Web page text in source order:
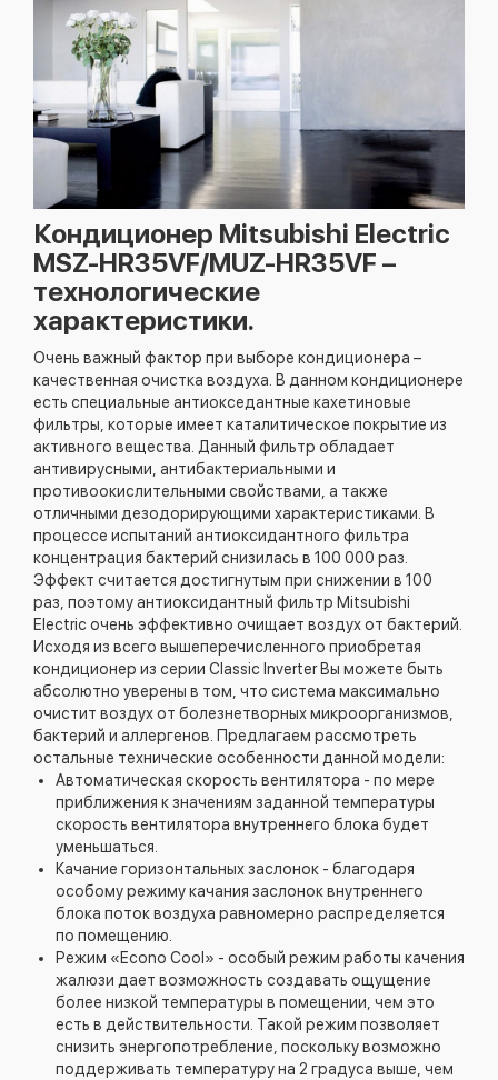
Кондиционер Mitsubishi Electric
MSZ-HR35VF/MUZ-HR35VF –
технологические
характеристики.
Очень важный фактор при выборе кондиционера –
качественная очистка воздуха. В данном кондиционере
есть специальные антиокседантные кахетиновые
фильтры, которые имеет каталитическое покрытие из
активного вещества. Данный фильтр обладает
антивирусными, антибактериальными и
противоокислительными свойствами, а также
отличными дезодорирующими характеристиками. В
процессе испытаний антиоксидантного фильтра
концентрация бактерий снизилась в 100 000 раз.
Эффект считается достигнутым при снижении в 100
раз, поэтому антиоксидантный фильтр Mitsubishi
Electric очень эффективно очищает воздух от бактерий.
Исходя из всего вышеперечисленного приобретая
кондиционер из серии Classic Inverter Вы можете быть
абсолютно уверены в том, что система максимально
очистит воздух от болезнетворных микроорганизмов,
бактерий и аллергенов. Предлагаем рассмотреть
остальные технические особенности данной модели:
Автоматическая скорость вентилятора - по мере
приближения к значениям заданной температуры
скорость вентилятора внутреннего блока будет
уменьшаться.
Качание горизонтальных заслонок - благодаря
особому режиму качания заслонок внутреннего
блока поток воздуха равномерно распределяется
по помещению.
Режим «Econo Cool» - особый режим работы качения
жалюзи дает возможность создавать ощущение
более низкой температуры в помещении, чем это
есть в действительности. Такой режим позволяет
снизить энергопотребление, поскольку возможно
поддерживать температуру на 2 градуса выше, чем